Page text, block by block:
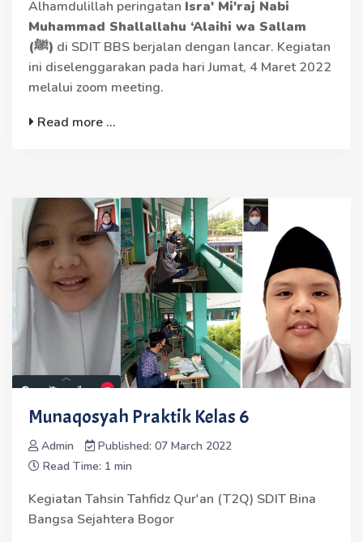
Alhamdulillah peringatan Isra' Mi'raj Nabi
Muhammad Shallallahu ‘Alaihi wa Sallam
(ﷺ) di SDIT BBS berjalan dengan lancar. Kegiatan
ini diselenggarakan pada hari Jumat, 4 Maret 2022
melalui zoom meeting.
Read more ...
Munaqosyah Praktik Kelas 6
Admin
Published: 07 March 2022
Read Time: 1 min
Kegiatan Tahsin Tahfidz Qur'an (T2Q) SDIT Bina
Bangsa Sejahtera Bogor